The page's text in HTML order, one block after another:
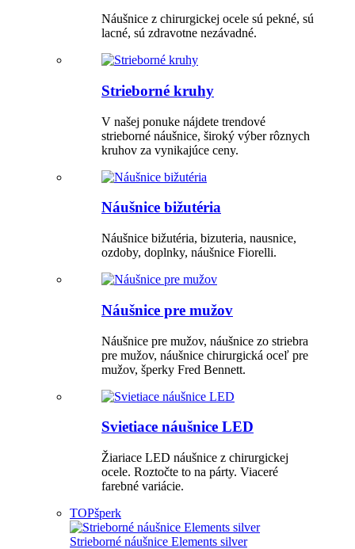
Náušnice z chirurgickej ocele sú pekné, sú
lacné, sú zdravotne nezávadné.
Strieborné kruhy
V našej ponuke nájdete trendové
strieborné náušnice, široký výber rôznych
kruhov za vynikajúce ceny.
Náušnice bižutéria
Náušnice bižutéria, bizuteria, nausnice,
ozdoby, doplnky, náušnice Fiorelli.
Náušnice pre mužov
Náušnice pre mužov, náušnice zo striebra
pre mužov, náušnice chirurgická oceľ pre
mužov, šperky Fred Bennett.
Svietiace náušnice LED
Žiariace LED náušnice z chirurgickej
ocele. Roztočte to na párty. Viaceré
farebné variácie.
TOPšperk
Strieborné náušnice Elements silver